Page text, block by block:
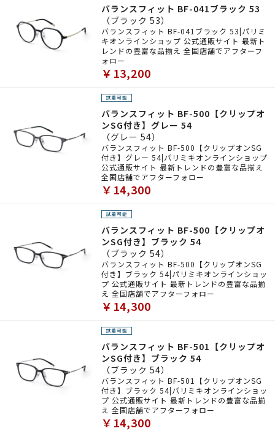
バランスフィット BF-041ブラック 53
（ブラック 53）
バランスフィット BF-041ブラック 53|パリミ
キオンラインショップ 公式通販サイト 最新ト
レンドの豊富な品揃え 全国店舗でアフターフ
ォロー
￥13,200
バランスフィット BF-500【クリップオ
ンSG付き】グレー 54
（グレー 54）
バランスフィット BF-500【クリップオンSG
付き】グレー 54|パリミキオンラインショップ
公式通販サイト 最新トレンドの豊富な品揃え
全国店舗でアフターフォロー
￥14,300
バランスフィット BF-500【クリップオ
ンSG付き】ブラック 54
（ブラック 54）
バランスフィット BF-500【クリップオンSG
付き】ブラック 54|パリミキオンラインショッ
プ 公式通販サイト 最新トレンドの豊富な品揃
え 全国店舗でアフターフォロー
￥14,300
バランスフィット BF-501【クリップオ
ンSG付き】ブラック 54
（ブラック 54）
バランスフィット BF-501【クリップオンSG
付き】ブラック 54|パリミキオンラインショッ
プ 公式通販サイト 最新トレンドの豊富な品揃
え 全国店舗でアフターフォロー
￥14,300